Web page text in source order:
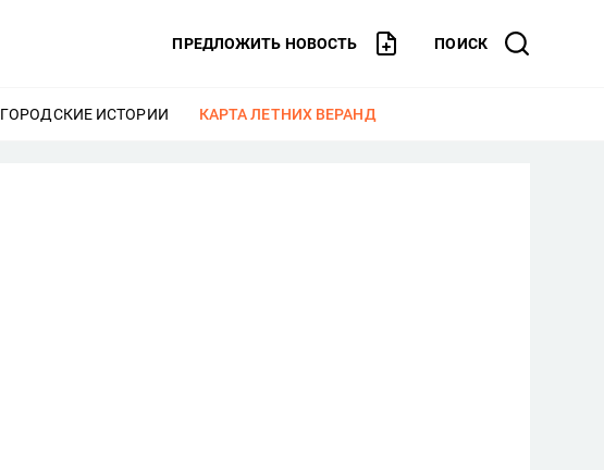
ПРЕДЛОЖИТЬ НОВОСТЬ ПОИСК
ЕЩЕ
ГОРОДСКИЕ ИСТОРИИ ЕЩЕ
КАРТА ЛЕТНИХ ВЕРАНД